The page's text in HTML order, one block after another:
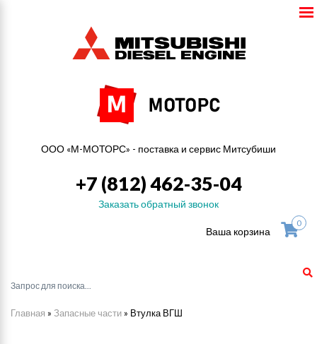
ООО «М-МОТОРС» - поставка и сервис Митсубиши
+7 (812) 462-35-04
Заказать обратный звонок
Ваша корзина
0
Главная » Запасные части » Втулка ВГШ